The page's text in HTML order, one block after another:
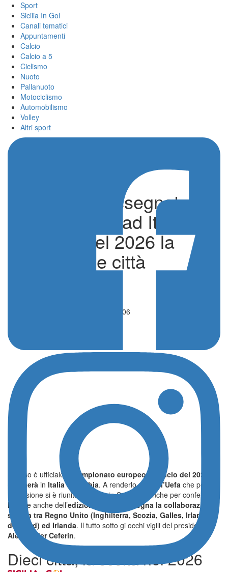
Sport
Sicilia In Gol
Canali tematici
Appuntamenti
Calcio
Calcio a 5
Ciclismo
Nuoto
Pallanuoto
Motociclismo
Automobilismo
Volley
Altri sport
Euro 2032 assegnato
ufficialmente ad Italia e
Turchia, nel 2026 la
scelta delle città
10 Ottobre 2023 - 14:06
Adesso è ufficiale. Il
campionato europeo di calcio del 2032 si
giocherà in Italia e Turchia. A renderlo noto èl’Uefa che per
l’occasione si è riunita a
Nyon, in Svizzera, anche per confermare
la sede anche dell’edizione 2028 che segna la collaborazione
storica tra Regno Unito (Inghilterra, Scozia, Galles, Irlanda
del Nord) ed Irlanda. Il tutto sotto gi occhi vigili del presidente
Aleksander Ceferin.
Dieci città, la scelta nel 2026